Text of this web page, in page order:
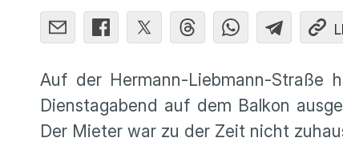
Auf der Hermann-Liebmann-Straße
Dienstagabend auf dem Balkon
Der Mieter war zu der Zeit nicht